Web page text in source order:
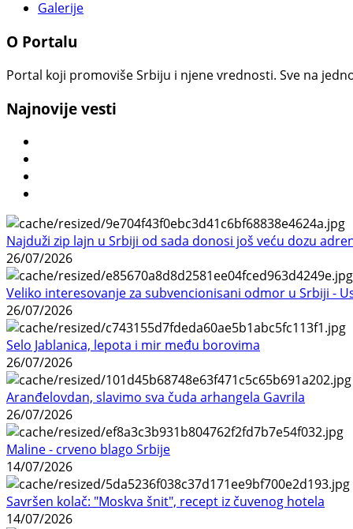
Galerije
O Portalu
Portal koji promoviše Srbiju i njene vrednosti. Sve na
Najnovije vesti
Najduži zip lajn u Srbiji od sada donosi još veću dozu
26/07/2026
Veliko interesovanje za subvencionisani odmor u Srbiji -
26/07/2026
Selo Jablanica, lepota i mir među borovima
26/07/2026
Aranđelovdan, slavimo sva čuda arhangela Gavrila
26/07/2026
Maline - crveno blago Srbije
14/07/2026
Savršen kolač: "Moskva šnit", recept iz čuvenog hotela
14/07/2026